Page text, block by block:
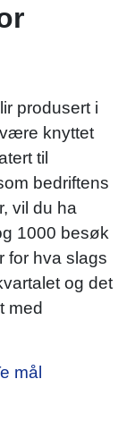
produsert i
knyttet
til
bedriftens
vil du ha
1000 besøk
for hva slags
og det
med
mål